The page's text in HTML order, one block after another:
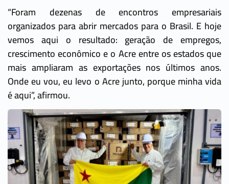
“Foram dezenas de encontros empresariais
organizados para abrir mercados para o Brasil. E hoje
vemos aqui o resultado: geração de empregos,
crescimento econômico e o Acre entre os estados que
mais ampliaram as exportações nos últimos anos.
Onde eu vou, eu levo o Acre junto, porque minha vida
é aqui”, afirmou.